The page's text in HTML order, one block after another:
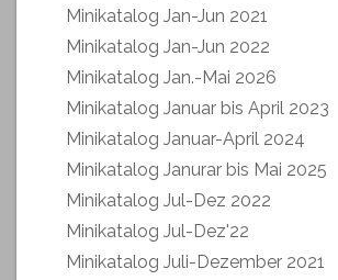
Minikatalog Jan-Jun 2021
Minikatalog Jan-Jun 2022
Minikatalog Jan.-Mai 2026
Minikatalog Januar bis April 2023
Minikatalog Januar-April 2024
Minikatalog Janurar bis Mai 2025
Minikatalog Jul-Dez 2022
Minikatalog Jul-Dez'22
Minikatalog Juli-Dezember 2021